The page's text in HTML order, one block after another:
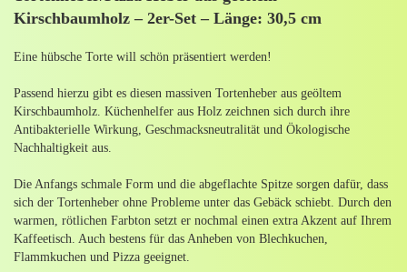
Kirschbaumholz – 2er-Set – Länge: 30,5 cm
Eine hübsche Torte will schön präsentiert werden!
Passend hierzu gibt es diesen massiven Tortenheber aus geöltem
Kirschbaumholz. Küchenhelfer aus Holz zeichnen sich durch ihre
Antibakterielle Wirkung, Geschmacksneutralität und Ökologische
Nachhaltigkeit aus.
Die Anfangs schmale Form und die abgeflachte Spitze sorgen dafür, dass
sich der Tortenheber ohne Probleme unter das Gebäck schiebt. Durch den
warmen, rötlichen Farbton setzt er nochmal einen extra Akzent auf Ihrem
Kaffeetisch. Auch bestens für das Anheben von Blechkuchen,
Flammkuchen und Pizza geeignet.